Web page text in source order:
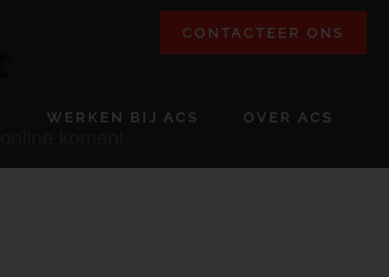
CONTACTEER ONS
WERKEN BIJ ACS OVER ACS